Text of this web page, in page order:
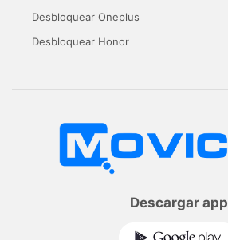
Desbloquear Oneplus
Desbloquear Honor
Descargar app